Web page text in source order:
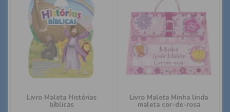
Livro Maleta Histórias
bíblicas
Livro Maleta Minha linda
maleta cor-de-rosa